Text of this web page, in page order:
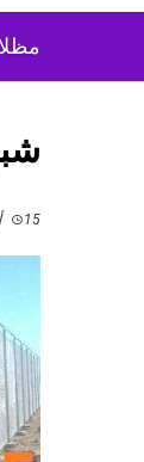
15 أبريل، 2023